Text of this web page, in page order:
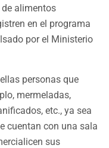
alimentos
en el programa
por el Ministerio
personas que
mermeladas,
etc., ya sea
cuentan con una sala
sus